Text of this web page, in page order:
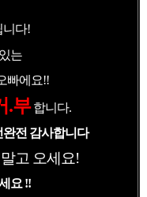
다!
있는
빠에요!!
.부 합니다.
전 감사합니다
고 오세요!
요 !!